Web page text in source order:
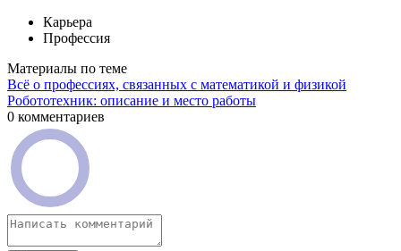
Карьера
Профессия
Материалы по теме
Всё о профессиях, связанных с математикой и физикой
Робототехник: описание и место работы
0 комментариев